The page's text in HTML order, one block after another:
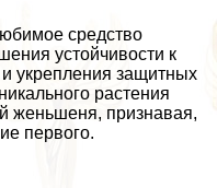
средство
устойчивости к
укрепления защитных
растения
женьшеня, признавая,
первого.